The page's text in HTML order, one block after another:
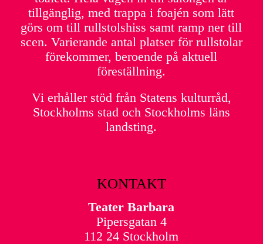
tillgänglig, med trappa i foajén som lätt
görs om till rullstolshiss samt ramp ner till
scen. Varierande antal platser för rullstolar
förekommer, beroende på aktuell
föreställning.
Vi erhåller stöd från Statens kulturråd,
Stockholms stad och Stockholms läns
landsting.
KONTAKT
Teater Barbara
Pipersgatan 4
112 24 Stockholm